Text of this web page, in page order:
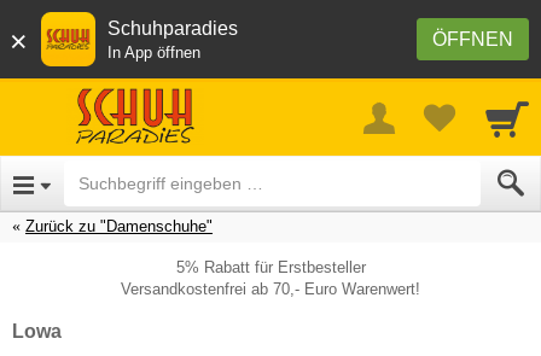
× ÖFFNEN
Schuhparadies
In App öffnen
Zurück zu "Damenschuhe"
5% Rabatt für Erstbesteller
Versandkostenfrei ab 70,- Euro Warenwert!
Lowa